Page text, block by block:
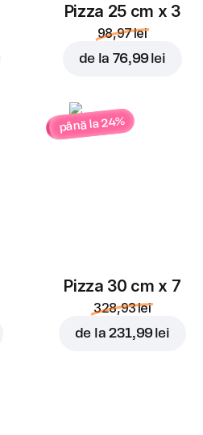
Pizza 25 cm x 3
98,97 lei
de la 76,99 lei
până la 24%
Pizza 30 cm x 7
328,93 lei
de la 231,99 lei